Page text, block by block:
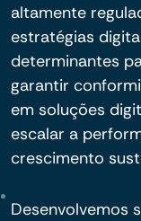
altamente
estratégias
determinantes
garantir
em soluções
escalar a
crescimento
Desenvolvemos